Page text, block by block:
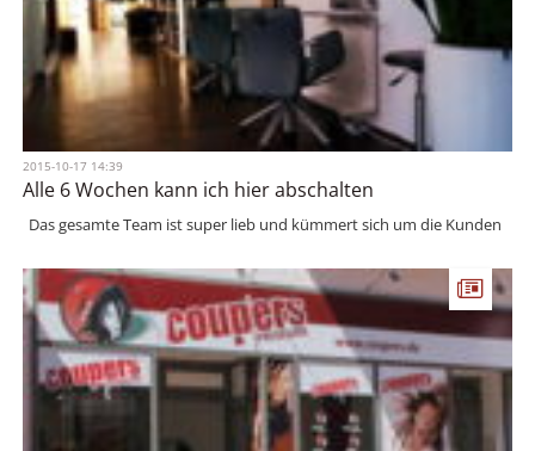
2015-10-17 14:39
Alle 6 Wochen kann ich hier abschalten
Das gesamte Team ist super lieb und kümmert sich um die Kunden